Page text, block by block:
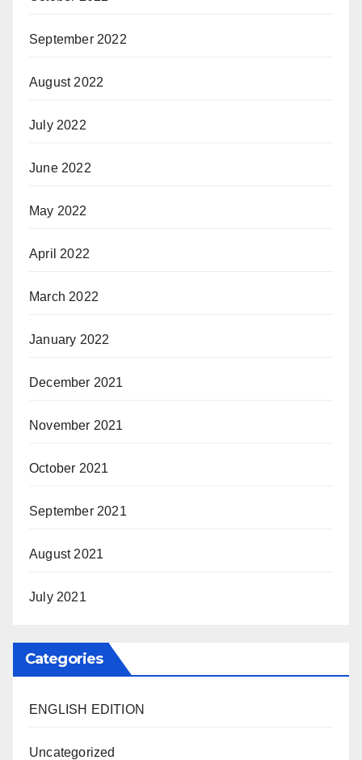
September 2022
August 2022
July 2022
June 2022
May 2022
April 2022
March 2022
January 2022
December 2021
November 2021
October 2021
September 2021
August 2021
July 2021
Categories
ENGLISH EDITION
Uncategorized